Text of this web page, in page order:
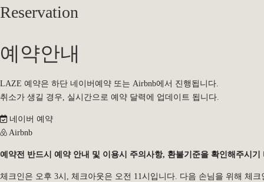
Prologue Experiences
LAZE B
Reservation
Reservation
예약안내
LAZE 예약은 하단 네이버예약 또는 Airbnb에서 진행됩니다.
취소가 생길 경우, 실시간으로 예약 달력에 업데이트 됩니다.
네이버 예약
Airbnb
예약전 반드시 예약 안내 및 이용시 주의사항, 환불기준을 확인해주시
체크인은 오후 3시, 체크아웃은 오전 11시입니다. 다음 손님을 위해 체